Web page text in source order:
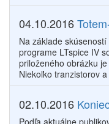
04.10.2016
Na základe
programe LTspice IV
priloženého obrázku
Niekoľko tranzistorov
02.10.2016
Podľa aktuálne